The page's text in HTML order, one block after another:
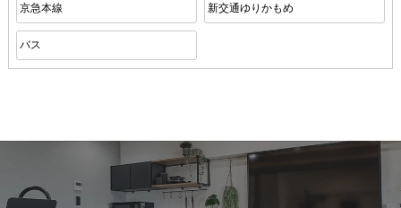
京急本線 新交通ゆりかもめ
バス